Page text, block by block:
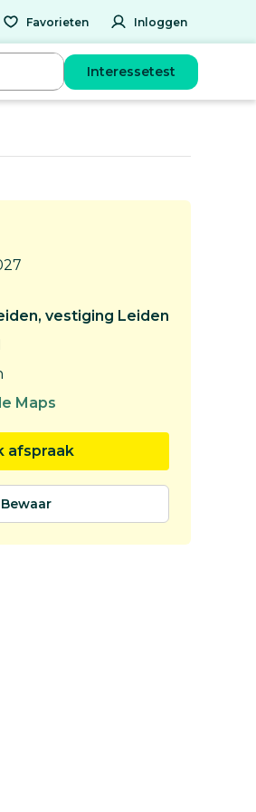
Favorieten Inloggen
Interessetest
vestiging Leiden
Maps
afspraak
Bewaar